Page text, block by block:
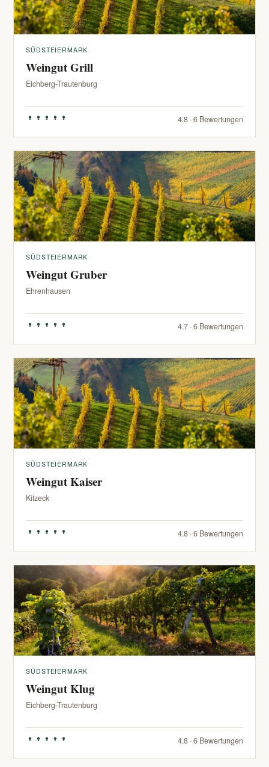
SÜDSTEIERMARK
Weingut Grill
Eichberg-Trautenburg
4.8 · 6 Bewertungen
SÜDSTEIERMARK
Weingut Gruber
Ehrenhausen
4.7 · 6 Bewertungen
SÜDSTEIERMARK
Weingut Kaiser
Kitzeck
4.8 · 6 Bewertungen
SÜDSTEIERMARK
Weingut Klug
Eichberg-Trautenburg
4.8 · 6 Bewertungen